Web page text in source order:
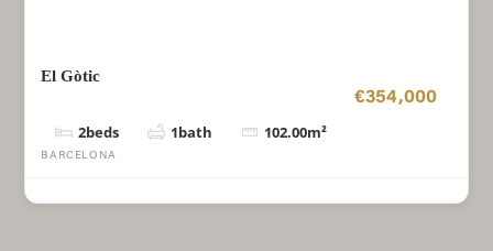
El Gòtic
€354,000
2beds 1bath 102.00m²
BARCELONA